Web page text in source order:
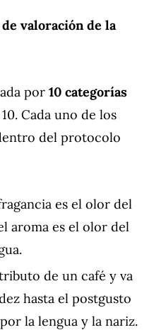
valoración de la
por 10 categorías
Cada uno de los
del protocolo
es el olor del
aroma es el olor del
de un café y va
hasta el postgusto
la lengua y la nariz.